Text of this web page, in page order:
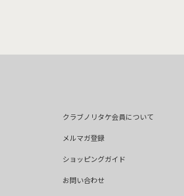
クラブノリタケ会員について
メルマガ登録
ショッピングガイド
お問い合わせ